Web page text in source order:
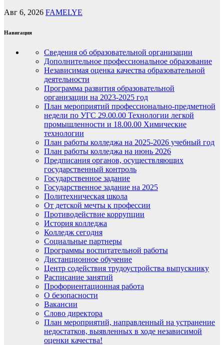
Авг 6, 2026 FAMELYE
Навигация
Сведения об образовательной организации
Дополнительное профессиональное образование
Независимая оценка качества образовательной
деятельности
Программа развития образовательной
организации на 2023-2025 год
План мероприятий профессионально-предметной
недели по УГС 29.00.00 Технологии легкой
промышленности и 18.00.00 Химические
технологии
План работы колледжа на 2025-2026 учебный год
План работы колледжа на июнь 2026
Предписания органов, осуществляющих
государственный контроль
Государственное задание
Государственное задание на 2025
Политехническая школа
От детской мечты к профессии
Противодействие коррупции
История колледжа
Колледж сегодня
Социальные партнеры
Программы воспитательной работы
Дистанционное обучение
Центр содействия трудоустройства выпускнику
Расписание занятий
Профориентационная работа
О безопасности
Вакансии
Слово директора
План мероприятий, направленный на устранение
недостатков, выявленных в ходе независимой
оценки качества!